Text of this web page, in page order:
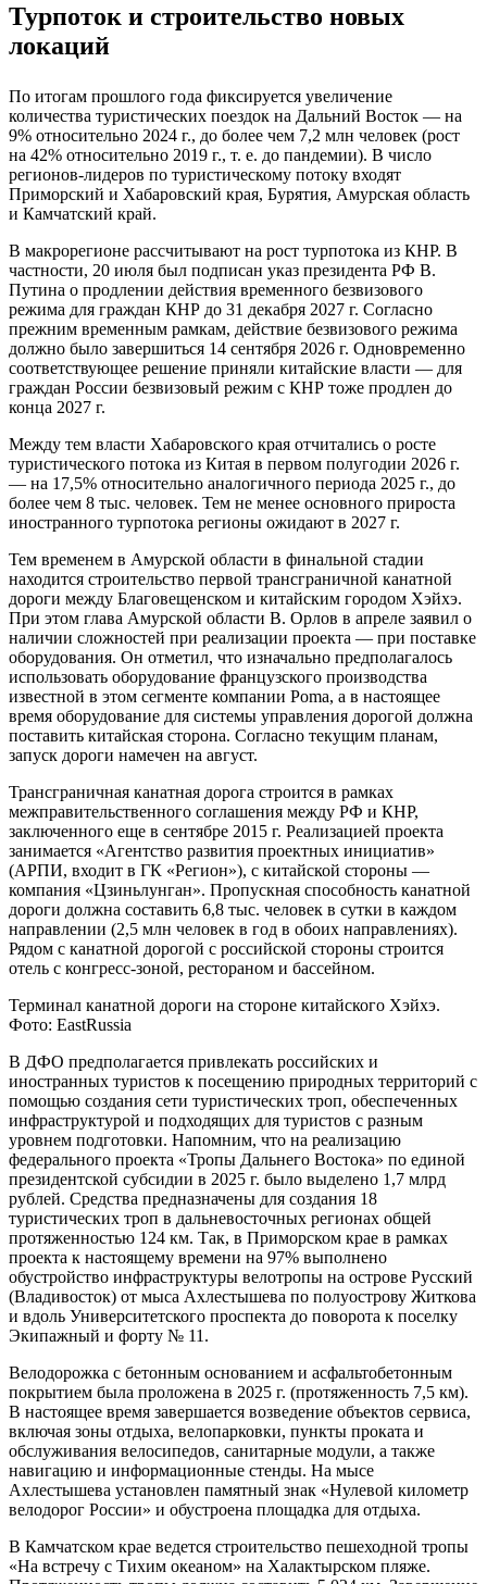
фиксируется, хотя в целом по объему туристического потока
макрорегиону удалось вернуться к допандемийным
показателям и превзойти их. В отрасли реализуются проекты
туристических троп, строительству инфраструктуры.
Турпоток и строительство новых
локаций
По итогам прошлого года фиксируется увеличение
9% относительно 2024 г., до более чем 7,2 млн человек (рост
на 42% относительно 2019 г., т. е. до пандемии). В число
регионов-лидеров по туристическому потоку входят
Приморский и Хабаровский края, Бурятия, Амурская область
и Камчатский край.
В макрорегионе рассчитывают на рост турпотока из КНР. В
частности, 20 июля был подписан указ президента РФ В.
Путина о продлении действия временного безвизового
прежним временным рамкам, действие безвизового режима
должно было завершиться 14 сентября 2026 г. Одновременно
соответствующее решение приняли китайские власти — для
граждан России безвизовый режим с КНР тоже продлен до
конца 2027 г.
Между тем власти Хабаровского края отчитались о росте
туристического потока из Китая в первом полугодии 2026 г.
— на 17,5% относительно аналогичного периода 2025 г., до
более чем 8 тыс. человек. Тем не менее основного прироста
иностранного турпотока регионы ожидают в 2027 г.
Тем временем в Амурской области в финальной стадии
находится строительство первой трансграничной канатной
дороги между Благовещенском и китайским городом Хэйхэ.
При этом глава Амурской области В. Орлов в апреле заявил о
наличии сложностей при реализации проекта — при поставке
использовать оборудование французского производства
известной в этом сегменте компании Poma, а в настоящее
время оборудование для системы управления дорогой должна
поставить китайская сторона. Согласно текущим планам,
запуск дороги намечен на август.
Трансграничная канатная дорога строится в рамках
межправительственного соглашения между РФ и КНР,
заключенного еще в сентябре 2015 г. Реализацией проекта
занимается «Агентство развития проектных инициатив»
компания «Цзиньлунган». Пропускная способность канатной
дороги должна составить 6,8 тыс. человек в сутки в каждом
направлении (2,5 млн человек в год в обоих направлениях).
Рядом с канатной дорогой с российской стороны строится
отель с конгресс-зоной, рестораном и бассейном.
Терминал канатной дороги на стороне китайского Хэйхэ.
Фото: EastRussia
В ДФО предполагается привлекать российских и
иностранных туристов к посещению природных территорий с
помощью создания сети туристических троп, обеспеченных
инфраструктурой и подходящих для туристов с разным
уровнем подготовки. Напомним, что на реализацию
федерального проекта «Тропы Дальнего Востока» по единой
президентской субсидии в 2025 г. было выделено 1,7 млрд
рублей. Средства предназначены для создания 18
туристических троп в дальневосточных регионах общей
проекта к настоящему времени на 97% выполнено
обустройство инфраструктуры велотропы на острове Русский
(Владивосток) от мыса Ахлестышева по полуострову Житкова
и вдоль Университетского проспекта до поворота к поселку
Экипажный и форту № 11.
Велодорожка с бетонным основанием и асфальтобетонным
покрытием была проложена в 2025 г. (протяженность 7,5 км).
включая зоны отдыха, велопарковки, пункты проката и
обслуживания велосипедов, санитарные модули, а также